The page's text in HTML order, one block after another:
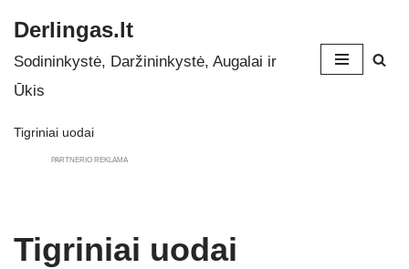
Skip
to
Derlingas.lt
Sodininkystė, Daržininkystė, Augalai ir
Ūkis
Tigriniai uodai
PARTNERIO REKLAMA
Tigriniai uodai